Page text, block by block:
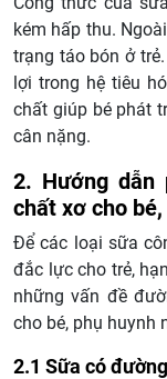
kém hấp thu.
trạng táo bón ở
lợi trong hệ tiêu
chất giúp bé phát
cân nặng.
2. Hướng dẫn
chất xơ cho
Để các loại sữa
đắc lực cho trẻ,
những vấn đề
cho bé, phụ huynh
2.1 Sữa có